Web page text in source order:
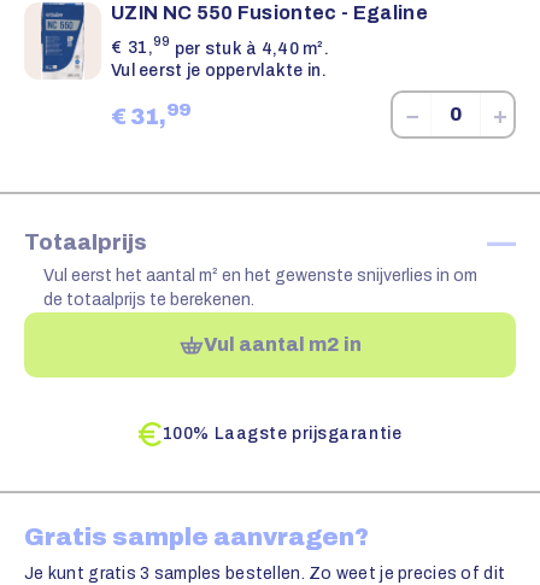
UZIN NC 550 Fusiontec - Egaline
€ 31,99 per stuk à 4,40 m².
Vul eerst je oppervlakte in.
€ 31,99 − +
Totaalprijs —
Vul eerst het aantal m² en het gewenste snijverlies in om
de totaalprijs te berekenen.
Vul aantal m2 in
100% Laagste prijsgarantie
Gratis sample aanvragen?
Je kunt gratis 3 samples bestellen. Zo weet je precies of dit